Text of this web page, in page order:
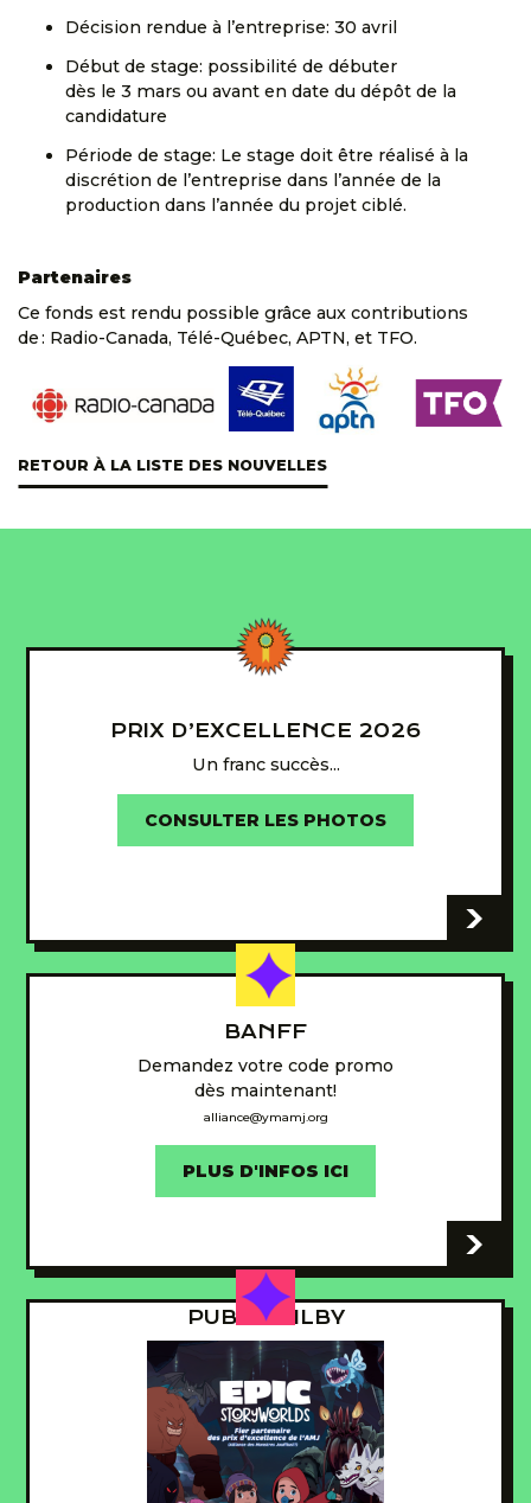
Décision rendue à l’entreprise: 30 avril
Début de stage: possibilité de débuter
dès le 3 mars ou avant en date du dépôt de la
candidature
Période de stage: Le stage doit être réalisé à la
discrétion de l’entreprise dans l’année de la
production dans l’année du projet ciblé.
Partenaires
Ce fonds est rendu possible grâce aux contributions
de : Radio-Canada, Télé-Québec, APTN, et TFO.
RETOUR À LA LISTE DES NOUVELLES
PRIX D’EXCELLENCE 2026
Un franc succès...
CONSULTER LES PHOTOS
-
BANFF
Demandez votre code promo
dès maintenant!
alliance@ymamj.org
PLUS D'INFOS ICI
-
PUB - GUILBY